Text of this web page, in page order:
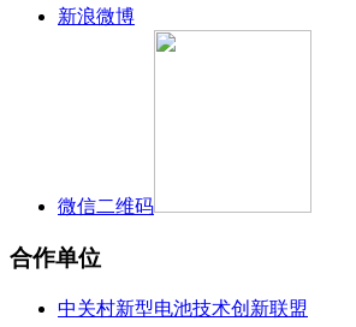
新浪微博
微信二维码
合作单位
中关村新型电池技术创新联盟